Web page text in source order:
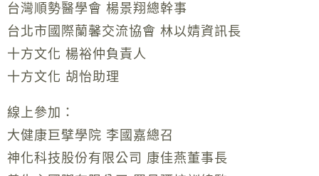
台灣順勢醫學會 楊景翔總幹事
台北市國際蘭馨交流協會 林以婧資訊長
十方文化 楊裕仲負責人
十方文化 胡怡助理
線上參加：
大健康巨擘學院 李國嘉總召
神化科技股份有限公司 康佳燕董事長